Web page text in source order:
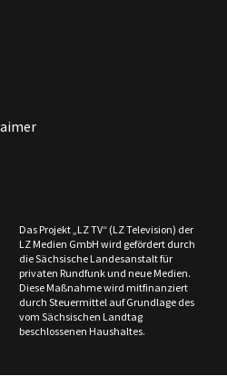
Das Projekt „LZ TV“ (LZ Television) der
LZ Medien GmbH wird gefördert durch
die Sächsische Landesanstalt für
privaten Rundfunk und neue Medien.
Diese Maßnahme wird mitfinanziert
durch Steuermittel auf Grundlage des
vom Sächsischen Landtag
beschlossenen Haushaltes.